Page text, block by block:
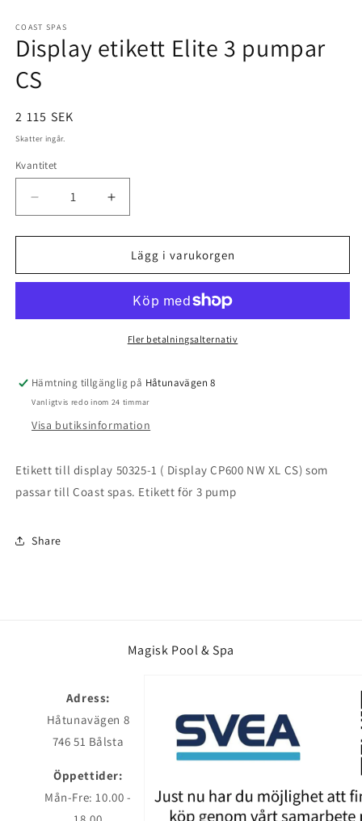
1
i
modalfönster
COAST SPAS
Display etikett Elite 3 pumpar
CS
Ordinarie
pris
2 115 SEK
Skatter ingår.
Kvantitet
Minska
kvantitet
för
etikett
pumpar
Öka
kvantitet
för
Display
etikett
pumpar
CS
Lägg i varukorgen
Fler betalningsalternativ
Hämtning tillgänglig på Håtunavägen 8
Vanligtvis redo inom 24 timmar
Visa butiksinformation
Etikett till display 50325-1 ( Display CP600 NW XL CS) som
passar till Coast spas. Etikett för 3 pump
Share
Magisk Pool & Spa
Adress:
Håtunavägen 8
746 51 Bålsta
Öppettider:
Mån-Fre: 10.00 -